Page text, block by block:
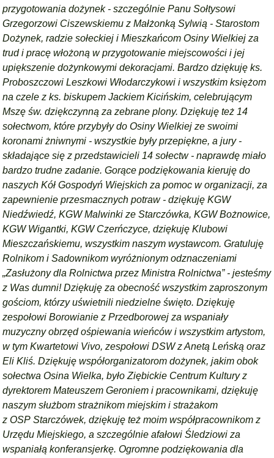
przygotowania dożynek - szczególnie Panu Sołtysowi
Grzegorzowi Ciszewskiemu z Małżonką Sylwią - Starostom
Dożynek, radzie sołeckiej i Mieszkańcom Osiny Wielkiej za
trud i pracę włożoną w przygotowanie miejscowości i jej
upiększenie dożynkowymi dekoracjami. Bardzo dziękuję ks.
Proboszczowi Leszkowi Włodarczykowi i wszystkim księżom
na czele z ks. biskupem Jackiem Kicińskim, celebrującym
Mszę św. dziękczynną za zebrane plony. Dziękuję też 14
sołectwom, które przybyły do Osiny Wielkiej ze swoimi
koronami żniwnymi - wszystkie były przepiękne, a jury -
składające się z przedstawicieli 14 sołectw - naprawdę miało
bardzo trudne zadanie. Gorące podziękowania kieruję do
naszych Kół Gospodyń Wiejskich za pomoc w organizacji, za
zapewnienie przesmacznych potraw - dziękuję KGW
Niedźwiedź, KGW Malwinki ze Starczówka, KGW Bożnowice,
KGW Wigantki, KGW Czerńczyce, dziękuję Klubowi
Mieszczańskiemu, wszystkim naszym wystawcom. Gratuluję
Rolnikom i Sadownikom wyróżnionym odznaczeniami
„Zasłużony dla Rolnictwa przez Ministra Rolnictwa” - jesteśmy
z Was dumni! Dziękuję za obecność wszystkim zaproszonym
gościom, którzy uświetnili niedzielne święto. Dziękuję
zespołowi Borowianie z Przedborowej za wspaniały
muzyczny obrzęd ośpiewania wieńców i wszystkim artystom,
w tym Kwartetowi Vivo, zespołowi DSW z Anetą Leńską oraz
Eli Kliś. Dziękuję współorganizatorom dożynek, jakim obok
sołectwa Osina Wielka, było Ziębickie Centrum Kultury z
dyrektorem Mateuszem Geroniem i pracownikami, dziękuję
naszym służbom strażnikom miejskim i strażakom
z OSP Starczówek, dziękuję też moim współpracownikom z
Urzędu Miejskiego, a szczególnie afałowi Śledziowi za
wspaniałą konferansjerkę. Ogromne podziękowania dla